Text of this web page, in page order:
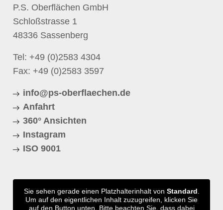
P.S. Oberflächen GmbH
Schloßstrasse 1
48336 Sassenberg
Tel: +49 (0)2583 4304
Fax: +49 (0)2583 3597
info@ps-oberflaechen.de
Anfahrt
360° Ansichten
Instagram
ISO 9001
Sie sehen gerade einen Platzhalterinhalt von Standard
Um auf den eigentlichen Inhalt zuzugreifen, klicken Sie
auf den Button unten. Bitte beachten Sie, dass dabei